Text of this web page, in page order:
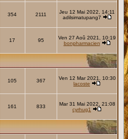
354 2111
Jeu 12 Mai 2022, 14:11
adilsimatupang7
17 95
Ven 27 Aoû 2021, 10:19
bonpharmacien
105 367
Ven 12 Mar 2021, 10:30
lacoste
161 833
Mar 31 Mai 2022, 21:08
cyrhug1